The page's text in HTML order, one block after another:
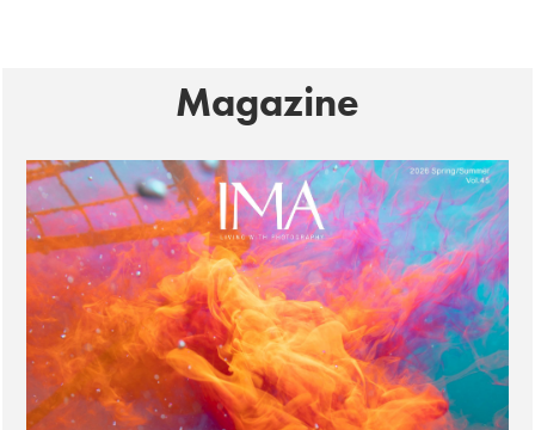
Magazine